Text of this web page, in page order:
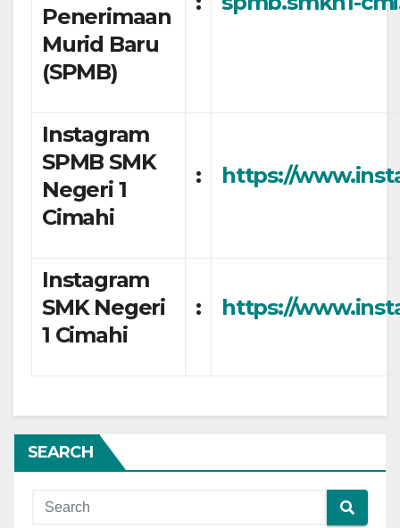
Penerimaan
Murid Baru
(SPMB)
Instagram
SPMB SMK
Negeri 1
Cimahi
: https://
Instagram
SMK Negeri
1 Cimahi
: https://
SEARCH